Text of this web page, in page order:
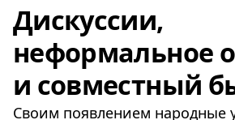
Дискуссии,
неформальное
и совместный
Своим появлением народные